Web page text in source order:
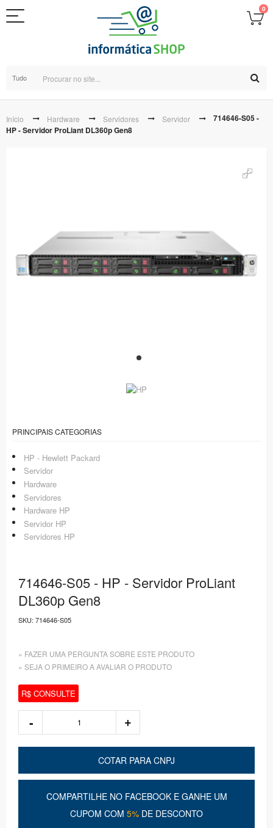
0
Tudo
Início Hardware Servidores Servidor
714646-S05 -
HP - Servidor ProLiant DL360p Gen8
PRINCIPAIS CATEGORIAS
HP - Hewlett Packard
Servidor
Hardware
Servidores
Hardware HP
Servidor HP
Servidores HP
714646-S05 - HP - Servidor ProLiant
DL360p Gen8
SKU: 714646-S05
» FAZER UMA PERGUNTA SOBRE ESTE PRODUTO
» SEJA O PRIMEIRO A AVALIAR O PRODUTO
R$ CONSULTE
COTAR PARA CNPJ
COMPARTILHE NO FACEBOOK E GANHE UM
CUPOM COM 5% DE DESCONTO